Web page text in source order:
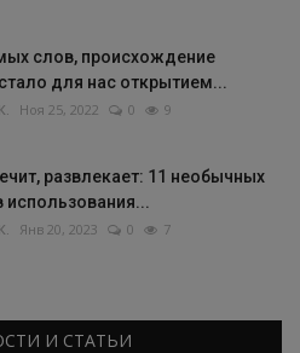
слов, происхождение
для нас открытием...
Ноя 25, 2022 0 9
развлекает: 11 необычных
использования...
Янв 20, 2023 0 7
И СТАТЬИ